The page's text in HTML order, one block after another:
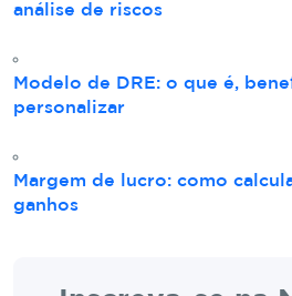
análise de riscos
Modelo de DRE: o que é,
personalizar
Margem de lucro: como
ganhos